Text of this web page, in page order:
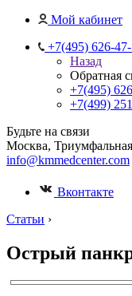
Мой кабинет
+7(495) 626-
Назад
Обратная
+7(495)
+7(499)
Будьте на связи
Москва,
info@kmmedcenter.com
Вконтакте
Статьи ›
Острый